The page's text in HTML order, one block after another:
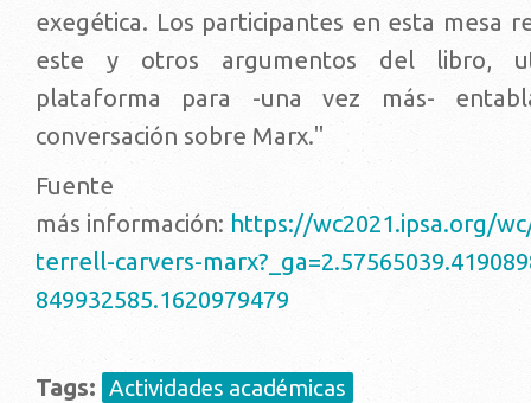
exegética. Los participantes en esta mesa
este y otros argumentos del libro,
plataforma para -una vez más-
conversación sobre Marx."
más información: https://wc2021.ipsa.org/
terrell-carvers-
849932585.1620979479
Tags: Actividades académicas